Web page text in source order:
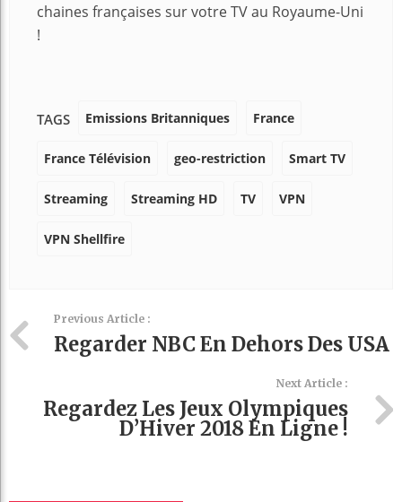
chaines françaises sur votre TV au Royaume-Uni
!
TAGS Emissions Britanniques France
France Télévision geo-restriction Smart TV
Streaming Streaming HD TV VPN
VPN Shellfire
Previous Article :
Regarder NBC En Dehors Des USA
Next Article :
Regardez Les Jeux Olympiques
D’Hiver 2018 En Ligne !